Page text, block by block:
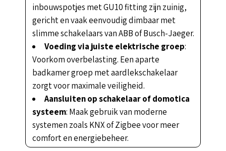
inbouwspotjes met GU10 fitting zijn zuinig,
gericht en vaak eenvoudig dimbaar met
slimme schakelaars van ABB of Busch-Jaeger.
Voeding via juiste elektrische groep:
Voorkom overbelasting. Een aparte
badkamer groep met aardlekschakelaar
zorgt voor maximale veiligheid.
Aansluiten op schakelaar of domotica
systeem: Maak gebruik van moderne
systemen zoals KNX of Zigbee voor meer
comfort en energiebeheer.